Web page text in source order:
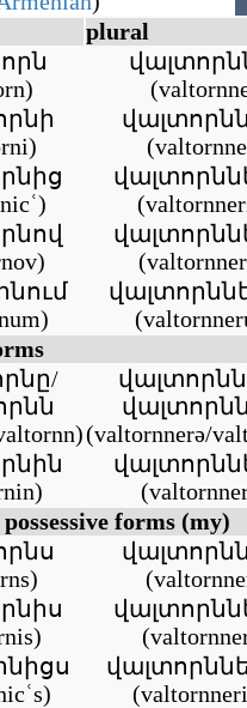
plural
)
(
)
(
)
(
)
(
)
(
)(valtornnerə/
)
(
forms (my)
)
(
)
(
)
(